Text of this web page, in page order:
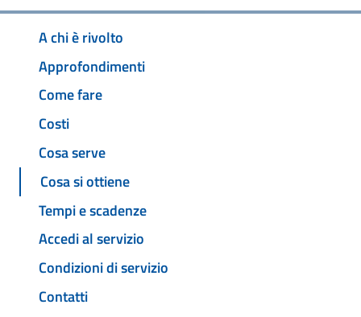
A chi è rivolto
Approfondimenti
Come fare
Costi
Cosa serve
Cosa si ottiene
Tempi e scadenze
Accedi al servizio
Condizioni di servizio
Contatti